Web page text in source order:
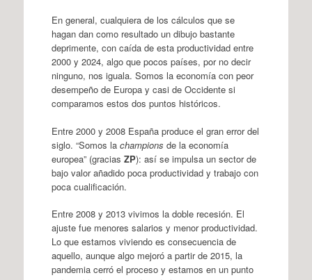
En general, cualquiera de los cálculos que se
hagan dan como resultado un dibujo bastante
deprimente, con caída de esta productividad entre
2000 y 2024, algo que pocos países, por no decir
ninguno, nos iguala. Somos la economía con peor
desempeño de Europa y casi de Occidente si
comparamos estos dos puntos históricos.
Entre 2000 y 2008 España produce el gran error del
siglo. “Somos la champions de la economía
europea” (gracias ZP): así se impulsa un sector de
bajo valor añadido poca productividad y trabajo con
poca cualificación.
Entre 2008 y 2013 vivimos la doble recesión. El
ajuste fue menores salarios y menor productividad.
Lo que estamos viviendo es consecuencia de
aquello, aunque algo mejoró a partir de 2015, la
pandemia cerró el proceso y estamos en un punto